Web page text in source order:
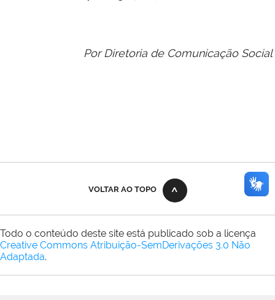
Por Diretoria de Comunicação Social
VOLTAR AO TOPO
Todo o conteúdo deste site está publicado sob a licença
Creative Commons Atribuição-SemDerivações 3.0 Não
Adaptada.